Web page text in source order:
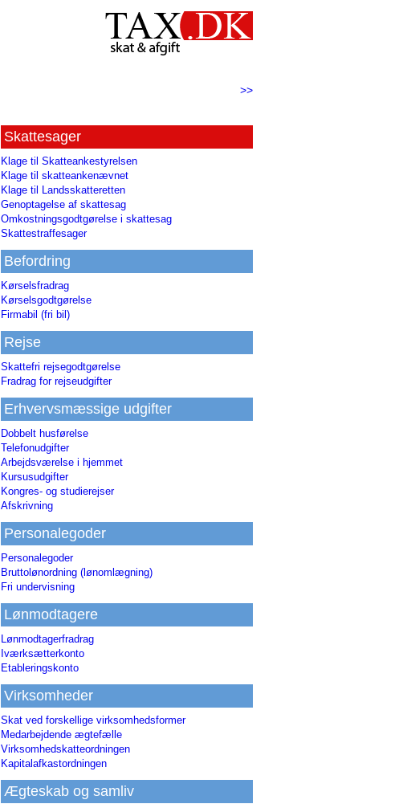
>>
Skattesager
Klage til Skatteankestyrelsen
Klage til skatteankenævnet
Klage til Landsskatteretten
Genoptagelse af skattesag
Omkostningsgodtgørelse i skattesag
Skattestraffesager
Befordring
Kørselsfradrag
Kørselsgodtgørelse
Firmabil (fri bil)
Rejse
Skattefri rejsegodtgørelse
Fradrag for rejseudgifter
Erhvervsmæssige udgifter
Dobbelt husførelse
Telefonudgifter
Arbejdsværelse i hjemmet
Kursusudgifter
Kongres- og studierejser
Afskrivning
Personalegoder
Personalegoder
Bruttolønordning (lønomlægning)
Fri undervisning
Lønmodtagere
Lønmodtagerfradrag
Iværksætterkonto
Etableringskonto
Virksomheder
Skat ved forskellige virksomhedsformer
Medarbejdende ægtefælle
Virksomhedskatteordningen
Kapitalafkastordningen
Ægteskab og samliv